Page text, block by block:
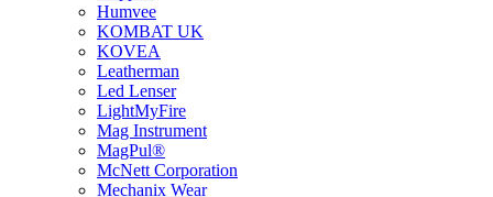
Humvee
KOMBAT UK
KOVEA
Leatherman
Led Lenser
LightMyFire
Mag Instrument
MagPul®
McNett Corporation
Mechanix Wear